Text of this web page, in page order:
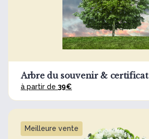
Arbre du souvenir & certificat
à partir de 39€
Meilleure vente